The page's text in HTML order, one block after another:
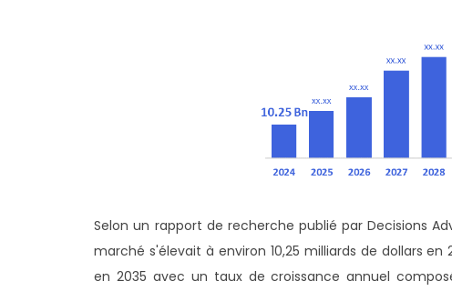
Selon un rapport de recherche publié par Decisions
marché s'élevait à environ 10,25 milliards de dollars
en 2035 avec un taux de croissance annuel